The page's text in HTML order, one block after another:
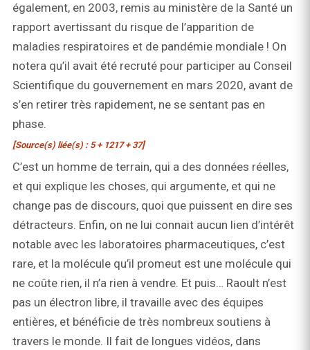
également, en 2003, remis au ministère de la Santé un
rapport avertissant du risque de l’apparition de
maladies respiratoires et de pandémie mondiale ! On
notera qu’il avait été recruté pour participer au Conseil
Scientifique du gouvernement en mars 2020, avant de
s’en retirer très rapidement, ne se sentant pas en
phase.
[Source(s) liée(s) : 5 + 1217 + 37]
C’est un homme de terrain, qui a des données réelles,
et qui explique les choses, qui argumente, et qui ne
change pas de discours, quoi que puissent en dire ses
détracteurs. Enfin, on ne lui connait aucun lien d’intérêt
notable avec les laboratoires pharmaceutiques, c’est
rare, et la molécule qu’il promeut est une molécule qui
ne coûte rien, il n’a rien à vendre. Et puis… Raoult n’est
pas un électron libre, il travaille avec des équipes
entières, et bénéficie de très nombreux soutiens à
travers le monde. Il fait de longues vidéos, dans